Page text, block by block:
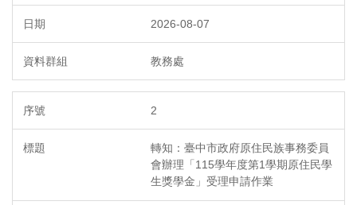
2026-08-07
教務處
2
轉知：臺中市政府原住民族事務委員
會辦理「115學年度第1學期原住民學
生獎學金」受理申請作業